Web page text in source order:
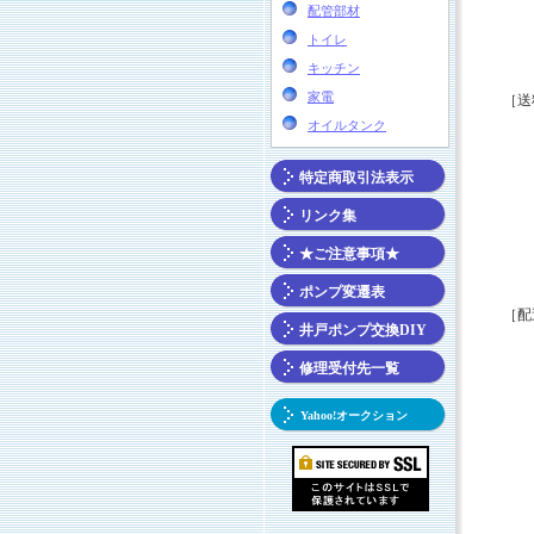
配管部材
トイレ
キッチン
家電
オイルタンク
特定商取引法表示
リンク集
★ご注意事項★
ポンプ変遷表
井戸ポンプ交換DIY
修理受付先一覧
Yahoo!オークション
［
［